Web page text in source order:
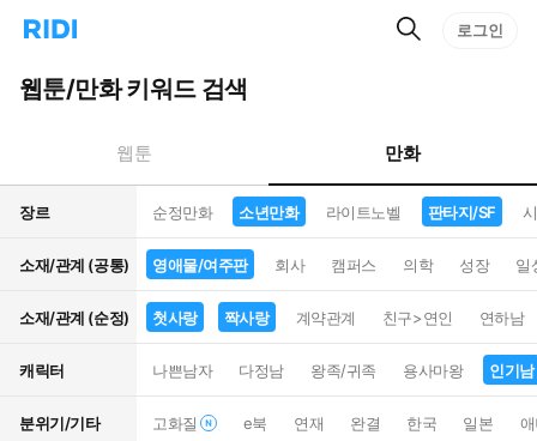
리
홈
으
턴
트
검
로그인
웹툰/만화 키워드 검색
웹툰 만화
장르 순정만화 소년만화 라이트노벨 판타지/SF
소재/관계 (공통) 영애물/여주판 회사 캠퍼스 의학 성장 일
소재/관계 (순정) 첫사랑 짝사랑 계약관계 친구>연인 연하남
캐릭터 나쁜남자 다정남 왕족/귀족 용사마왕 인기남
분위기/기타 고화질 e북 연재 완결 한국 일본